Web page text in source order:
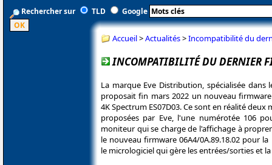
Rechercher sur
TLD Google
Accueil>Actualités>Incompatibilité du
INCOMPATIBILITÉ DU DERNIER
La marque Eve Distribution, spécialisée dans
proposait fin mars 2022 un nouveau
4K Spectrum ES07D03. Ce sont en réalité deux
proposées par Eve, l'une numérotée 106
moniteur qui se charge de l'affichage à
le nouveau firmware 06A4/0A.89.18.02 pour
le micrologiciel qui gère les entrées/sorties et